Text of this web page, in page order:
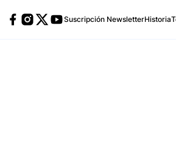
Suscripción NewsletterHistoria